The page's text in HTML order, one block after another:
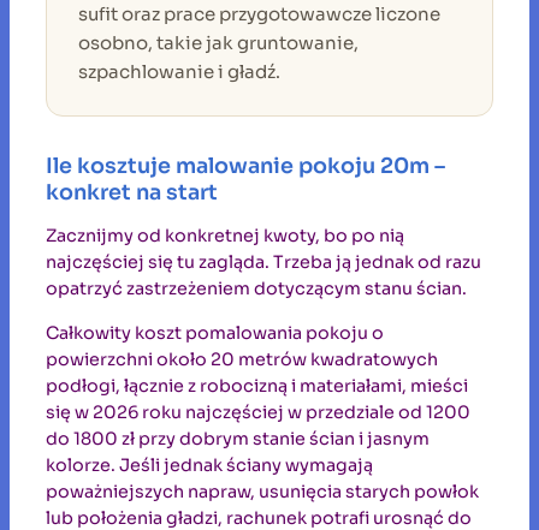
sufit oraz prace przygotowawcze liczone
osobno, takie jak gruntowanie,
szpachlowanie i gładź.
Ile kosztuje malowanie pokoju 20m –
konkret na start
Zacznijmy od konkretnej kwoty, bo po nią
najczęściej się tu zagląda. Trzeba ją jednak od razu
opatrzyć zastrzeżeniem dotyczącym stanu ścian.
Całkowity koszt pomalowania pokoju o
powierzchni około 20 metrów kwadratowych
podłogi, łącznie z robocizną i materiałami, mieści
się w 2026 roku najczęściej w przedziale od 1200
do 1800 zł przy dobrym stanie ścian i jasnym
kolorze. Jeśli jednak ściany wymagają
poważniejszych napraw, usunięcia starych powłok
lub położenia gładzi, rachunek potrafi urosnąć do